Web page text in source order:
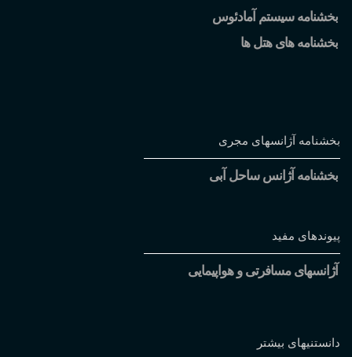
بخشنامه سیستم آمادئوس
بخشنامه های هتل ها
بخشنامه آژانسهای مجری
بخشنامه آژانس ساحل آبی
پیوندهای مفید
آژانسهای مسافرتی و هواپیمایی
دانستنیهای بیشتر